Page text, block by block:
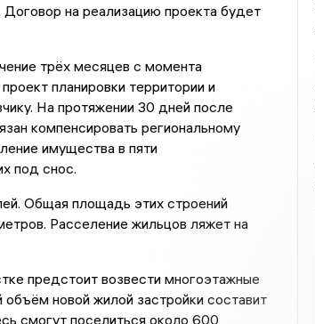
на реализацию проекта будет
трёх месяцев с момента
планировки территории и
На протяжении 30 дней после
компенсировать региональному
имущества в пяти
под снос.
Общая площадь этих строений
Расселение жильцов ляжет на
предстоит возвести многоэтажные
новой жилой застройки составит
смогут поселиться около 600